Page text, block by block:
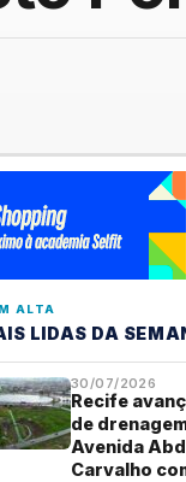
ALTA
LIDAS DA
30/07/2026
Recife
de
Avenida
Carvalho